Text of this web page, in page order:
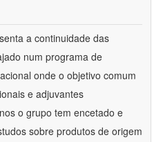
a continuidade das
num programa de
onde o objetivo comum
e adjuvantes
o grupo tem encetado e
sobre produtos de origem